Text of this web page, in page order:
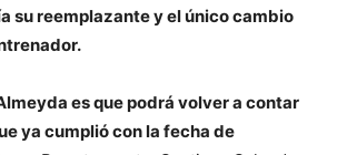
su reemplazante y el único cambio
es que podrá volver a contar
ya cumplió con la fecha de